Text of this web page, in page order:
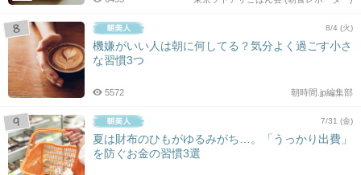
8/4 (火)
機嫌がいい人は朝に何してる？気分よく過ごす小さ
な習慣3つ
朝時間.jp編集部
5572
7/31 (金)
夏は財布のひもがゆるみがち…。「うっかり出費」
を防ぐお金の習慣3選